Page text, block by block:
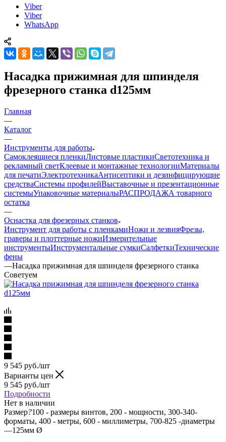
Viber
Viber
WhatsApp
Насадка прижимная для шпинделя
фрезерного станка d125мм
Главная
—
Каталог
—
Инструменты для работы
Самоклеящиеся пленкиЛистовые пластикиСветотехника и
рекламный светКлеевые и монтажные технологииМатериалы
для печатиЭлектротехникаАнтисептики и дезинфицирующие
средстваСистемы профилейВыставочные и презентационные
системыУпаковочные материалыРАСПРОДАЖА товарного
остатка
—
Оснастка для фрезерных станков
Инструмент для работы с пленкамиНожи и лезвияФрезы,
граверы и плоттерные ножиИзмерительные
инструментыИнструментальные сумкиСалфеткиТехнические
фены
—Насадка прижимная для шпинделя фрезерного станка
Советуем
9 545 руб./шт
Варианты цен
9 545 руб./шт
Подробности
Нет в наличии
Размер?100 - размеры винтов, 200 - мощности, 300-340-
форматы, 400 - метры, 600 - миллиметры, 700-825 -диаметры
—125мм Ø